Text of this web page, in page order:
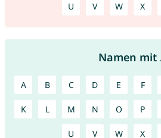
U V W X
Namen mit
A B C D E F
K L M N O P
U V W X